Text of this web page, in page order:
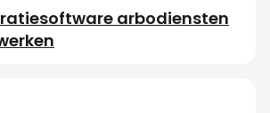
arbodiensten